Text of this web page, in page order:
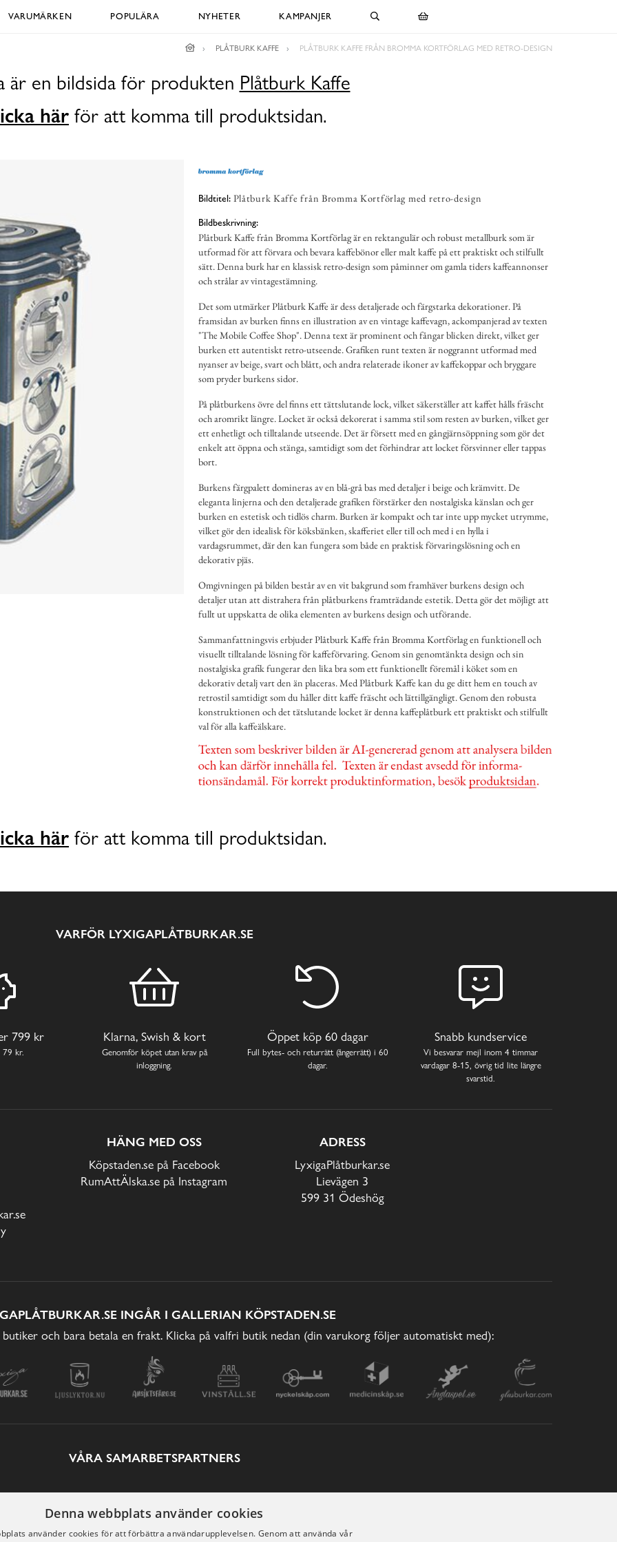
VARUMÄRKEN POPULÄRA NYHETER KAMPANJER
PLÅTBURK KAFFE PLÅTBURK KAFFE FRÅN BROMMA KORTFÖRLAG MED RETRO-DESIGN
är en bildsida för produkten Plåtburk Kaffe
här för att komma till produktsidan.
Bildtitel: Plåtburk Kaffe från Bromma Kortförlag med retro-design
Bildbeskrivning:
Plåtburk Kaffe från Bromma Kortförlag är en rektangulär och robust metallburk som är
utformad för att förvara och bevara kaffebönor eller malt kaffe på ett praktiskt och stilfullt
sätt. Denna burk har en klassisk retro-design som påminner om gamla tiders kaffeannonser
och strålar av vintagestämning.
Det som utmärker Plåtburk Kaffe är dess detaljerade och färgstarka dekorationer. På
framsidan av burken finns en illustration av en vintage kaffevagn, ackompanjerad av texten
"The Mobile Coffee Shop". Denna text är prominent och fångar blicken direkt, vilket ger
burken ett autentiskt retro-utseende. Grafiken runt texten är noggrannt utformad med
nyanser av beige, svart och blått, och andra relaterade ikoner av kaffekoppar och bryggare
som pryder burkens sidor.
På plåtburkens övre del finns ett tättslutande lock, vilket säkerställer att kaffet hålls fräscht
och aromrikt längre. Locket är också dekorerat i samma stil som resten av burken, vilket ger
ett enhetligt och tilltalande utseende. Det är försett med en gångjärnsöppning som gör det
enkelt att öppna och stänga, samtidigt som det förhindrar att locket försvinner eller tappas
bort.
Burkens färgpalett domineras av en blå-grå bas med detaljer i beige och krämvitt. De
eleganta linjerna och den detaljerade grafiken förstärker den nostalgiska känslan och ger
burken en estetisk och tidlös charm. Burken är kompakt och tar inte upp mycket utrymme,
vilket gör den idealisk för köksbänken, skafferiet eller till och med i en hylla i
vardagsrummet, där den kan fungera som både en praktisk förvaringslösning och en
dekorativ pjäs.
Omgivningen på bilden består av en vit bakgrund som framhäver burkens design och
detaljer utan att distrahera från plåtburkens framträdande estetik. Detta gör det möjligt att
fullt ut uppskatta de olika elementen av burkens design och utförande.
Sammanfattningsvis erbjuder Plåtburk Kaffe från Bromma Kortförlag en funktionell och
visuellt tilltalande lösning för kaffeförvaring. Genom sin genomtänkta design och sin
nostalgiska grafik fungerar den lika bra som ett funktionellt föremål i köket som en
dekorativ detalj vart den än placeras. Med Plåtburk Kaffe kan du ge ditt hem en touch av
retrostil samtidigt som du håller ditt kaffe fräscht och lättillgängligt. Genom den robusta
konstruktionen och det tätslutande locket är denna kaffeplåtburk ett praktiskt och stilfullt
val för alla kaffeälskare.
här för att komma till produktsidan.
VARFÖR LYXIGAPLÅTBURKAR.SE
799 kr
79 kr.
Klarna, Swish & kort
Genomför köpet utan krav på
inloggning.
Öppet köp 60 dagar
Full bytes- och returrätt (ångerrätt) i 60
dagar.
Snabb kundservice
Vi besvarar mejl inom 4 timmar
vardagar 8-15, övrig tid lite längre
svarstid.
HÄNG MED OSS
Köpstaden.se på Facebook
RumAttÄlska.se på Instagram
ADRESS
LyxigaPlåtburkar.se
Lievägen 3
599 31 Ödeshög
INGÅR I GALLERIAN KÖPSTADEN.SE
och bara betala en frakt. Klicka på valfri butik nedan (din varukorg följer automatiskt med):
VÅRA SAMARBETSPARTNERS
Denna webbplats använder cookies
använder cookies för att förbättra användarupplevelsen. Genom att använda vår